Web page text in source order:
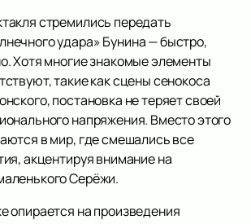
стремились передать
удара» Бунина — быстро,
Хотя многие знакомые элементы
такие как сцены сенокоса
постановка не теряет своей
напряжения. Вместо этого
в мир, где смешались все
акцентируя внимание на
Серёжи.
опирается на произведения